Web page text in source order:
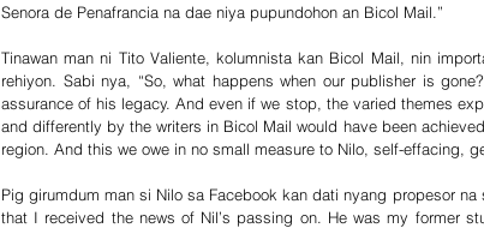
Senora de Penafrancia na dae niya pupundohon an Bicol Mail.”
Tinawan man ni Tito Valiente, kolumnista kan Bicol Mail, nin
rehiyon. Sabi nya, “So, what happens when our publisher is
assurance of his legacy. And even if we stop, the varied themes
and differently by the writers in Bicol Mail would have been
region. And this we owe in no small measure to Nilo, self-effacing,
Pig girumdum man si Nilo sa Facebook kan dati nyang propesor na
that I received the news of Nil’s passing on. He was my former